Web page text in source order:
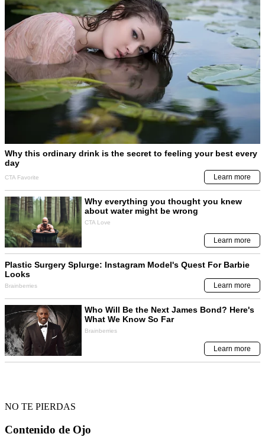
NO TE PIERDAS
Contenido de Ojo